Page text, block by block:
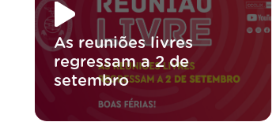
As reuniões livres
regressam a 2 de
setembro